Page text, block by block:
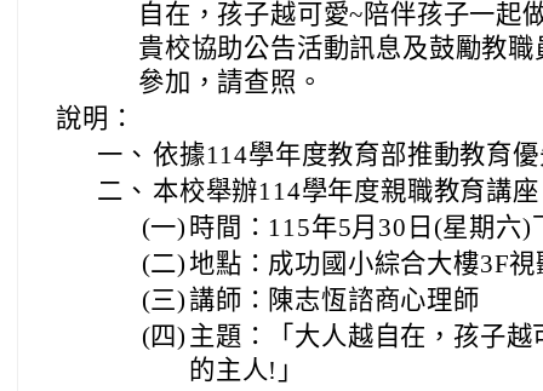
自在，孩子越可愛~陪伴孩子一起
貴校協助公告活動訊息及鼓勵教
參加，請查照。
說明：
一、 依據114學年度教育部推動教育
二、 本校舉辦114學年度親職教育講
(一) 時間：115年5月30日(星期六)
(二)地點：成功國小綜合大樓3F
(三)講師：陳志恆諮商心理師
(四) 主題：「大人越自在，孩子
的主人!」